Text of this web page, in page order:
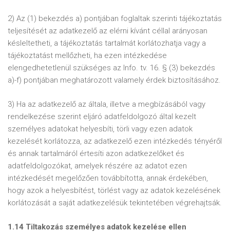
2) Az (1) bekezdés a) pontjában foglaltak szerinti tájékoztatás
teljesítését az adatkezelő az elérni kívánt céllal arányosan
késleltetheti, a tájékoztatás tartalmát korlátozhatja vagy a
tájékoztatást mellőzheti, ha ezen intézkedése
elengedhetetlenül szükséges az Info. tv. 16. § (3) bekezdés
a)-f) pontjában meghatározott valamely érdek biztosításához.
3) Ha az adatkezelő az általa, illetve a megbízásából vagy
rendelkezése szerint eljáró adatfeldolgozó által kezelt
személyes adatokat helyesbíti, törli vagy ezen adatok
kezelését korlátozza, az adatkezelő ezen intézkedés tényéről
és annak tartalmáról értesíti azon adatkezelőket és
adatfeldolgozókat, amelyek részére az adatot ezen
intézkedését megelőzően továbbította, annak érdekében,
hogy azok a helyesbítést, törlést vagy az adatok kezelésének
korlátozását a saját adatkezelésük tekintetében végrehajtsák.
1.14 Tiltakozás személyes adatok kezelése ellen